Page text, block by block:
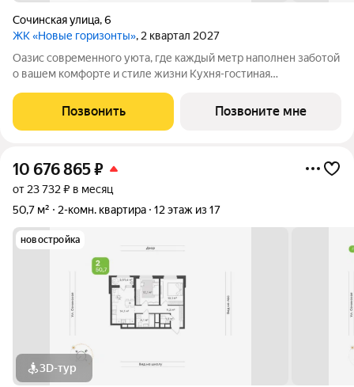
Сочинская улица,6
ЖК «Новые горизонты», 2 квартал 2027
Оазис современного уюта, где каждый метр наполнен заботой
о вашем комфорте и стиле жизни Кухня-гостиная
кулинарных экспериментов, душевных встреч и уютных
вечеров, а выход на лоджию открывает
Позвонить Позвоните мне
10 676 865₽
от 23 732 ₽ в месяц
50,7 м²
2-комн. квартира 12 этаж из 17
новостройка
3D-тур